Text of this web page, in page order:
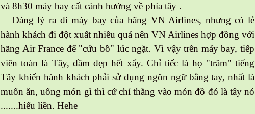
và 8h30 máy bay cất cánh hướng về phía tây .
Đáng lý ra đi máy bay của hãng VN Airlines, nhưng có lẻ
hành khách đi đột xuất nhiều quá nên VN Airlines hợp đồng với
hãng Air France để "cứu bồ" lúc ngặt. Vì vậy trên máy bay, tiếp
viên toàn là Tây, đầm đẹp hết xẩy. Chỉ tiếc là họ "trăm" tiếng
Tây khiến hành khách phải sử dụng ngôn ngữ bằng tay, nhất là
muốn ăn, uống món gì thì cứ chỉ thẳng vào món đồ đó là tây nó
.......hiểu liền. Hehe